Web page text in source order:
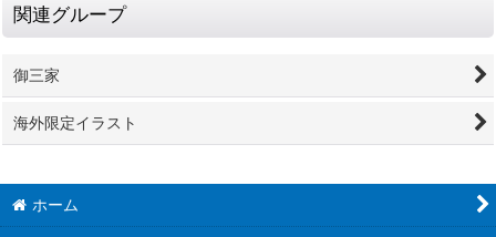
関連グループ
御三家
海外限定イラスト
ホーム